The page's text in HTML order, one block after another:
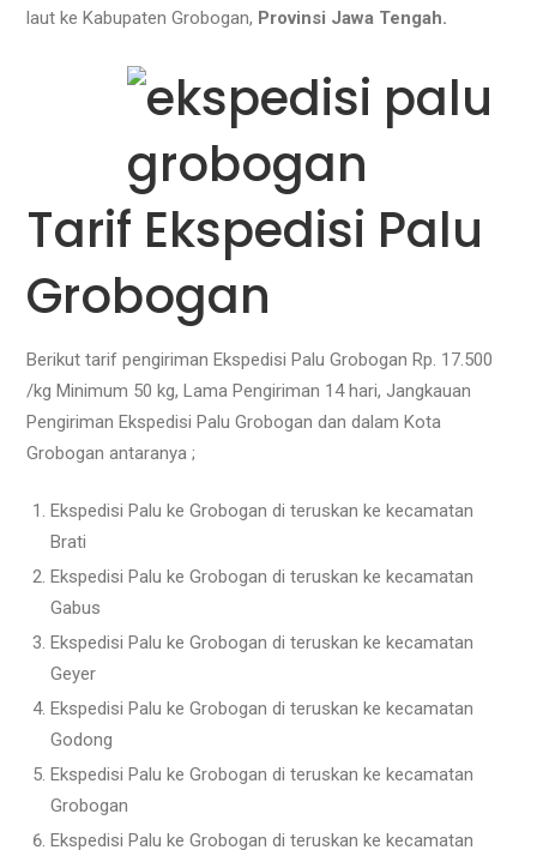
laut ke Kabupaten Grobogan, Provinsi Jawa Tengah.
Tarif Ekspedisi Palu
Grobogan
Berikut tarif pengiriman Ekspedisi Palu Grobogan Rp. 17.500
/kg Minimum 50 kg, Lama Pengiriman 14 hari, Jangkauan
Pengiriman Ekspedisi Palu Grobogan dan dalam Kota
Grobogan antaranya ;
Ekspedisi Palu ke Grobogan di teruskan ke kecamatan
Brati
Ekspedisi Palu ke Grobogan di teruskan ke kecamatan
Gabus
Ekspedisi Palu ke Grobogan di teruskan ke kecamatan
Geyer
Ekspedisi Palu ke Grobogan di teruskan ke kecamatan
Godong
Ekspedisi Palu ke Grobogan di teruskan ke kecamatan
Grobogan
Ekspedisi Palu ke Grobogan di teruskan ke kecamatan